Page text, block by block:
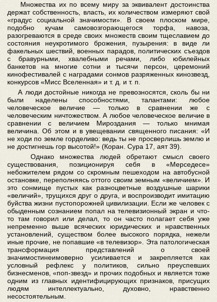
Множества их по всему миру за эквивалент достоинства
держат собственность, власть, их количеством измеряют свой
«градус социальной значимости». В своем плоском мире,
подобно кучам самовозгорающегося торфа, навоза,
разогреваются в среде своих множеств своим тщеславием до
состояния неукротимого брожения, пузырения: в виде ли
факельных шествий, военных парадов, политических съездов
с бравурными, хвалебными речами, либо юбилейных
банкетов на многие сотни и тысячи персон, церемоний
кинофестивалей с наградами сонмов разряженных кинозвезд,
конкурсов «Мисс Вселенная» и т. д. и т. п.
А люди достойные никогда не превозносятся, сколь бы ни
были наделены способностями, талантами: любое
человеческое величие — только в сравнении же с
человеческим ничтожеством. А любое человеческое величие в
сравнении с величием Мироздания — только мнимая
величина. Об этом и в увещевании священного писания: «И
не ходи по земле горделиво: ведь ты не просверлишь землю и
не достигнешь гор высотой!» (Коран. Сура 17, аят 39).
Однако множества людей обретают смысл своего
существования, позиционируя себя в «Мерседесе»
небожителем рядом со скромным пешеходом на автобусной
остановке, переполняясь оттого своим земным «величием». И
это сонмище пустых как разноцветные воздушные шарики
«величий», трущихся друг о друга, и воспроизводит имитацию
буйства жизни пустопорожней цивилизации. Если же человек с
обыденным сознанием попал на телевизионный экран и что-
то там говорил или делал, то он часто полагает себя уже
непременно выше всяческих юридических и нравственных
установлений, существом более высокого порядка, нежели
иные прочие, не попавшие «в телевизор». Эта патологическая
трансформация представлений о своей
значимостинеимоверно усиливается и закрепляется как
условный рефлекс у политиков, сильно преуспевших
бизнесменов, «поп-звезд» и прочих подобных и является тоже
одним из главных идентифицирующих признаков, присущих
людям интеллектуально, духовно, нравственно
несостоятельным.